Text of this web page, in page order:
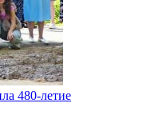
480-летие